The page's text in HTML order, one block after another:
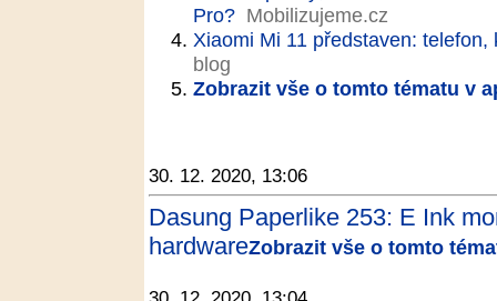
Pro? Mobilizujeme.cz
Xiaomi Mi 11 představen:
blog
Zobrazit vše o tomto tématu v
30. 12. 2020, 13:06
Dasung Paperlike 253: E Ink
hardwareZobrazit vše o tomto